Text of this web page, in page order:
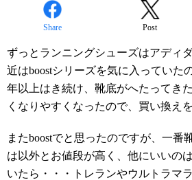
Share Post
ずっとランニングシューズはアディ
近はboostシリーズを気に入っていた
年以上はき続け、靴底がへたってき
くなりやすくなったので、買い換え
またboostでと思ったのですが、一番
は以外とお値段が高く、他にいいの
いたら・・・トレランやウルトラマ